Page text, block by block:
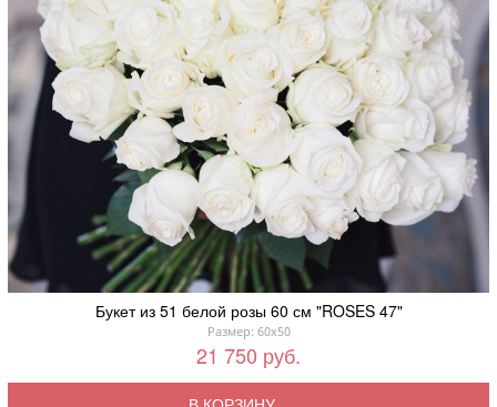
Букет из 51 белой розы 60 см "ROSES 47"
Размер: 60x50
21 750 руб.